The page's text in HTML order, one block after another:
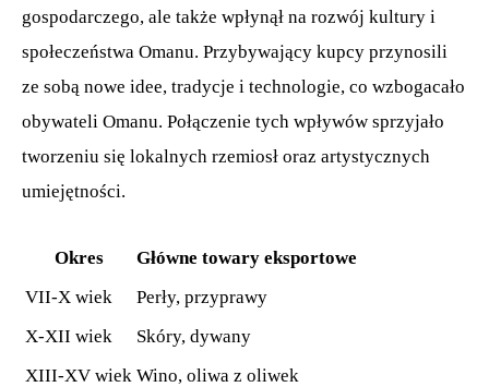
gospodarczego, ale także wpłynął na rozwój kultury i
społeczeństwa Omanu. Przybywający kupcy przynosili
ze sobą nowe idee, tradycje i technologie, co wzbogacało
obywateli Omanu. Połączenie tych wpływów sprzyjało
tworzeniu się lokalnych rzemiosł oraz artystycznych
umiejętności.
Okres
Główne towary eksportowe
VII-X wiek
Perły, przyprawy
X-XII wiek
Skóry, dywany
XIII-XV wiek Wino, oliwa z oliwek